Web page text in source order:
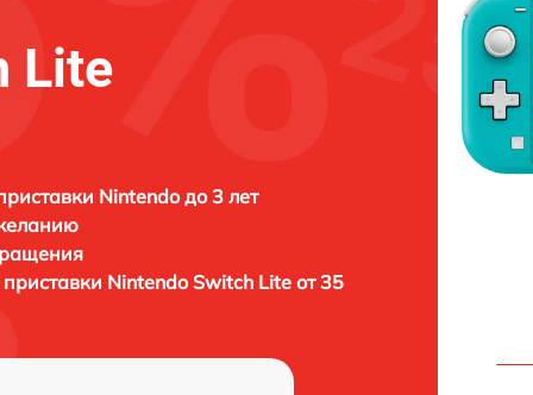
Lite
Nintendo до 3 лет
Nintendo Switch Lite от 35